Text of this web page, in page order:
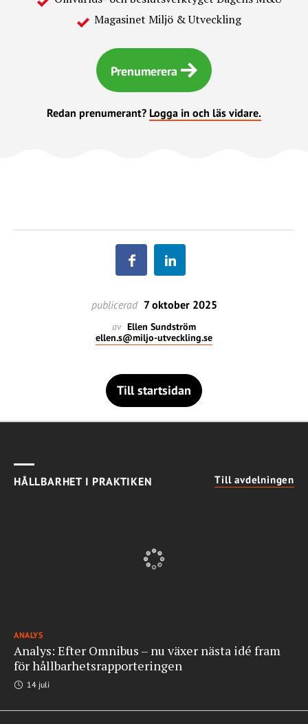
Magasinet Miljö & Utveckling
Prenumerera
Redan prenumerant? Logga in och läs vidare.
publicerad 7 oktober 2025
av Ellen Sundström
ellen.s@miljo-utveckling.se
Till startsidan
HÅLLBARHET I PRAKTIKEN Till avdelningen
ANALYS
Analys: Efter Omnibus – nu växer nästa idé fram
för hållbarhetsrapporteringen
14 juli